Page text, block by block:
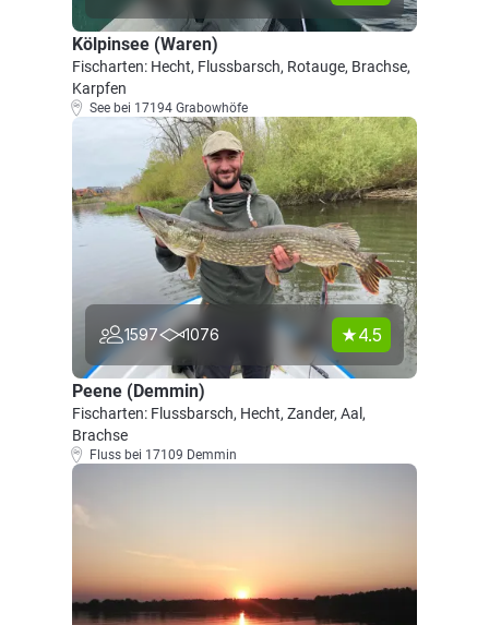
Kölpinsee (Waren)
Fischarten: Hecht, Flussbarsch, Rotauge, Brachse,
Karpfen
See bei 17194 Grabowhöfe
1597 1076 4.5
Peene (Demmin)
Fischarten: Flussbarsch, Hecht, Zander, Aal,
Brachse
Fluss bei 17109 Demmin